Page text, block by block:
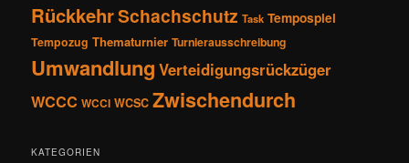
RückkehrSchachschutz Task Tempospiel
Tempozug Thematurnier Turnierausschreibung
Umwandlung Verteidigungsrückzüger
WCCC WCCI WCSC Zwischendurch
KATEGORIEN